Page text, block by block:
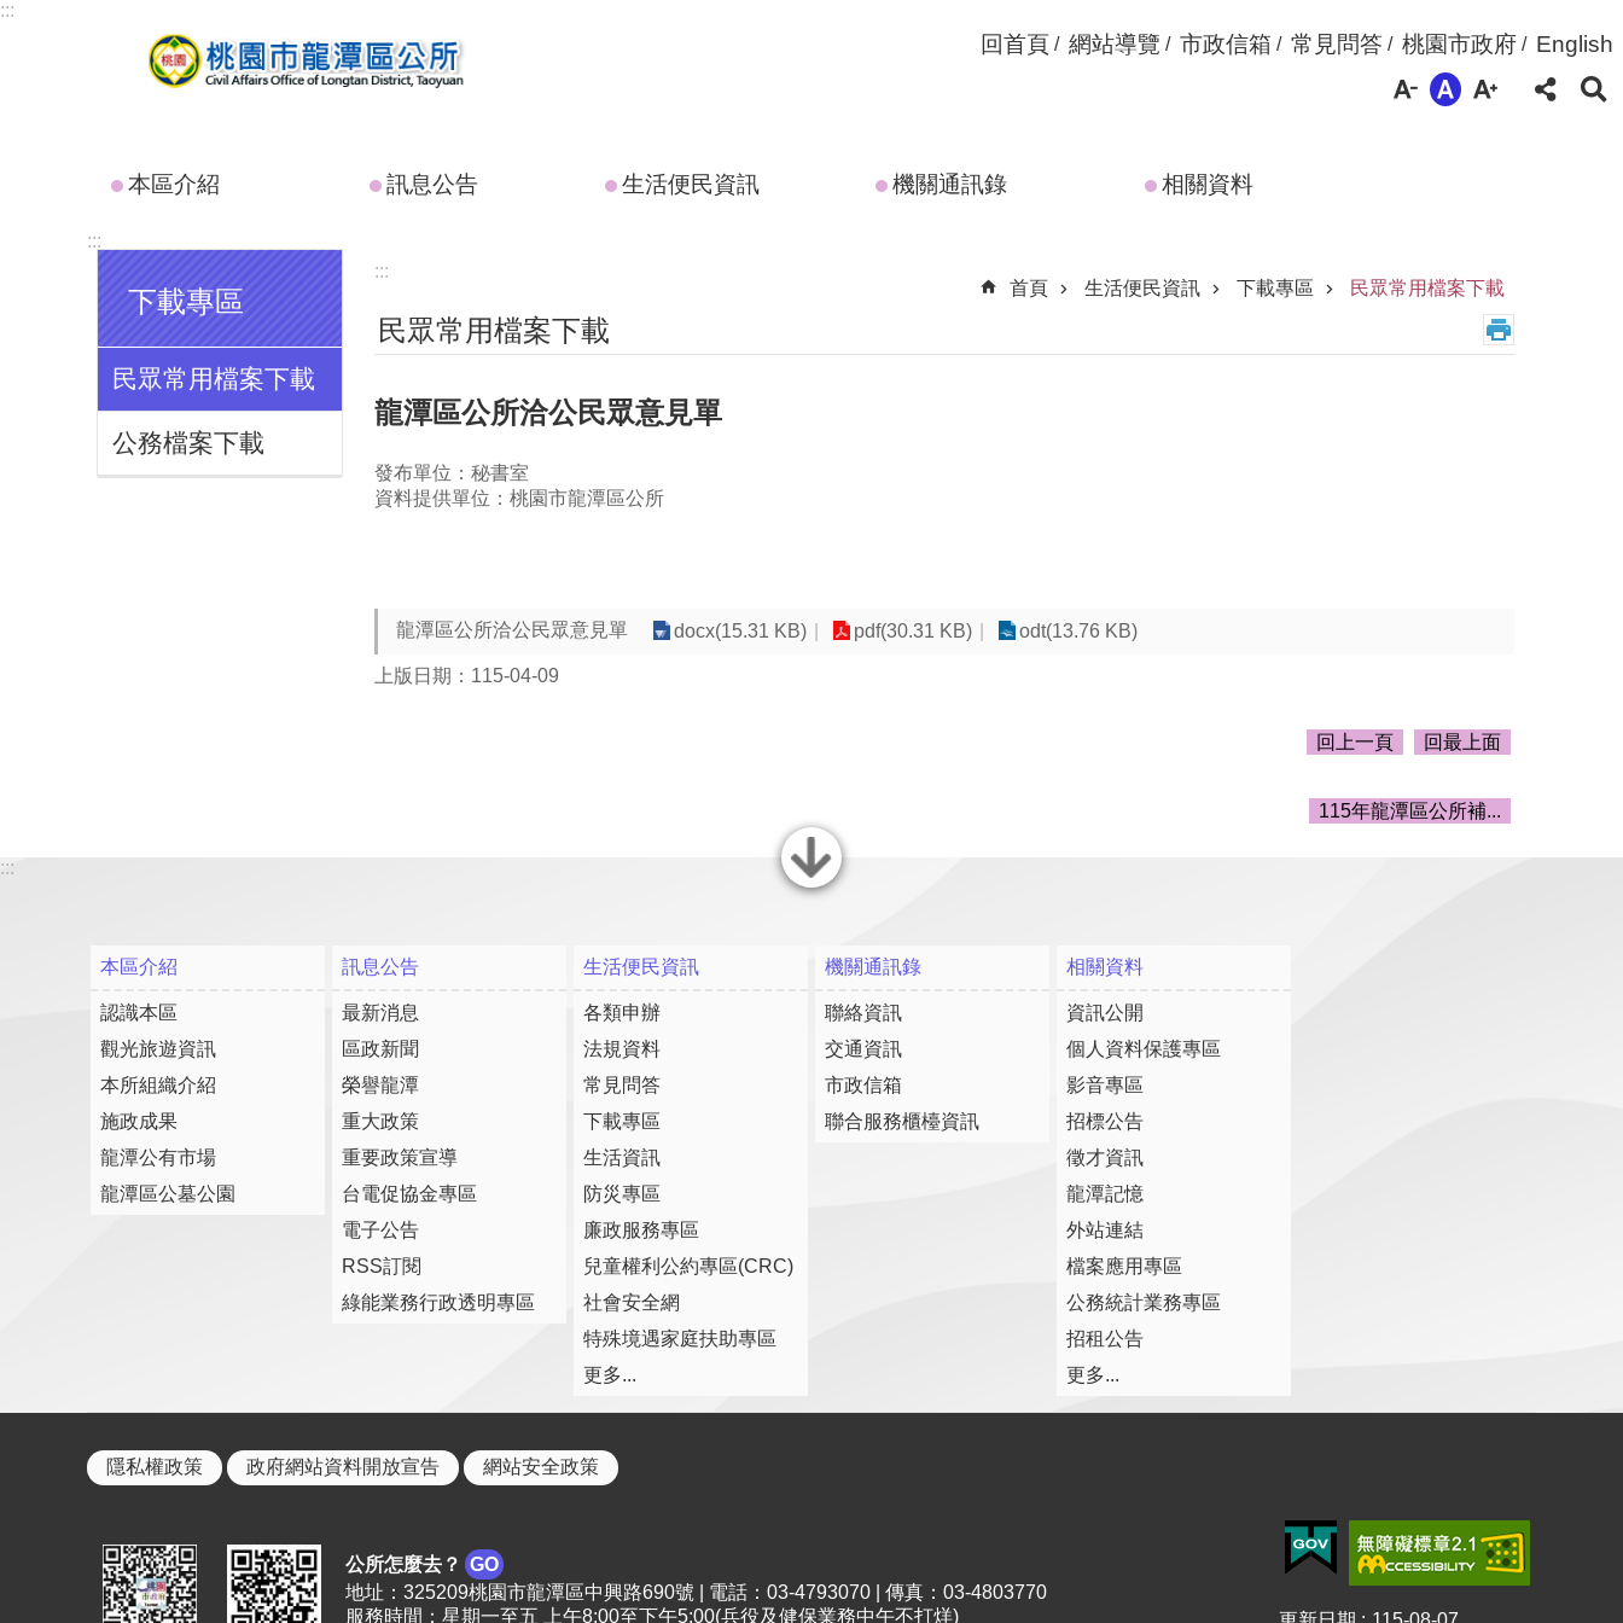
跳到主要內容區塊
:::
回首頁 網站導覽 市政信箱 常見問答 桃園市政府 English
本區介紹 訊息公告 生活便民資訊 機關通訊錄 相關資料
:::
下載專區
民眾常用檔案下載
公務檔案下載
:::
首頁
生活便民資訊 下載專區 民眾常用檔案下載
民眾常用檔案下載
龍潭區公所洽公民眾意見單
發布單位：秘書室
資料提供單位：桃園市龍潭區公所
龍潭區公所洽公民眾意見單 docx(15.31 KB) pdf(30.31 KB) odt(13.76 KB)
上版日期：115-04-09
回上一頁 回最上面
115年龍潭區公所補...
關閉
:::
本區介紹
認識本區
觀光旅遊資訊
本所組織介紹
施政成果
龍潭公有市場
龍潭區公墓公園
訊息公告
最新消息
區政新聞
榮譽龍潭
重大政策
重要政策宣導
台電促協金專區
電子公告
RSS訂閱
綠能業務行政透明專區
生活便民資訊
各類申辦
法規資料
常見問答
下載專區
生活資訊
防災專區
廉政服務專區
兒童權利公約專區(CRC)
社會安全網
特殊境遇家庭扶助專區
更多...
機關通訊錄
聯絡資訊
交通資訊
市政信箱
聯合服務櫃檯資訊
相關資料
資訊公開
個人資料保護專區
影音專區
招標公告
徵才資訊
龍潭記憶
外站連結
檔案應用專區
公務統計業務專區
招租公告
更多...
隱私權政策 政府網站資料開放宣告 網站安全政策
公所怎麼去？
GO
地址：325209桃園市龍潭區中興路690號 | 電話：03-4793070 | 傳真：03-4803770
服務時間：星期一至五 上午8:00至下午5:00(兵役及健保業務中午不打烊)